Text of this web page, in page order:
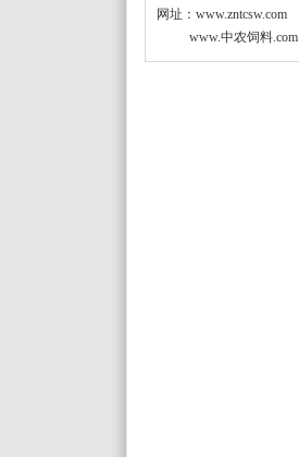
网址：www.zntcsw.com
www.中农饲料.com